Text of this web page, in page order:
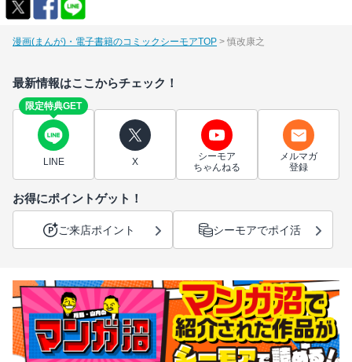
漫画(まんが)・電子書籍のコミックシーモアTOP 慎改康之
最新情報はここからチェック！
限定特典GET
LINE X
シーモア
ちゃんねる
メルマガ
登録
お得にポイントゲット！
ご来店ポイント シーモアでポイ活